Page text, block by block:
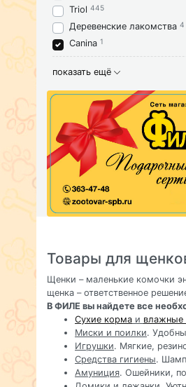
Triol 445
Деревенские лакомства 4
Canina 1
показать ещё
Товары для
Щенки – маленькие комочки
щенка – ответственное
В ФИЛЕ вы найдете все
Сухие корма и влажные
Миски и поилки.
Игрушки. Мягкие,
Средства гигиены.
Амуниция. Ошейники,